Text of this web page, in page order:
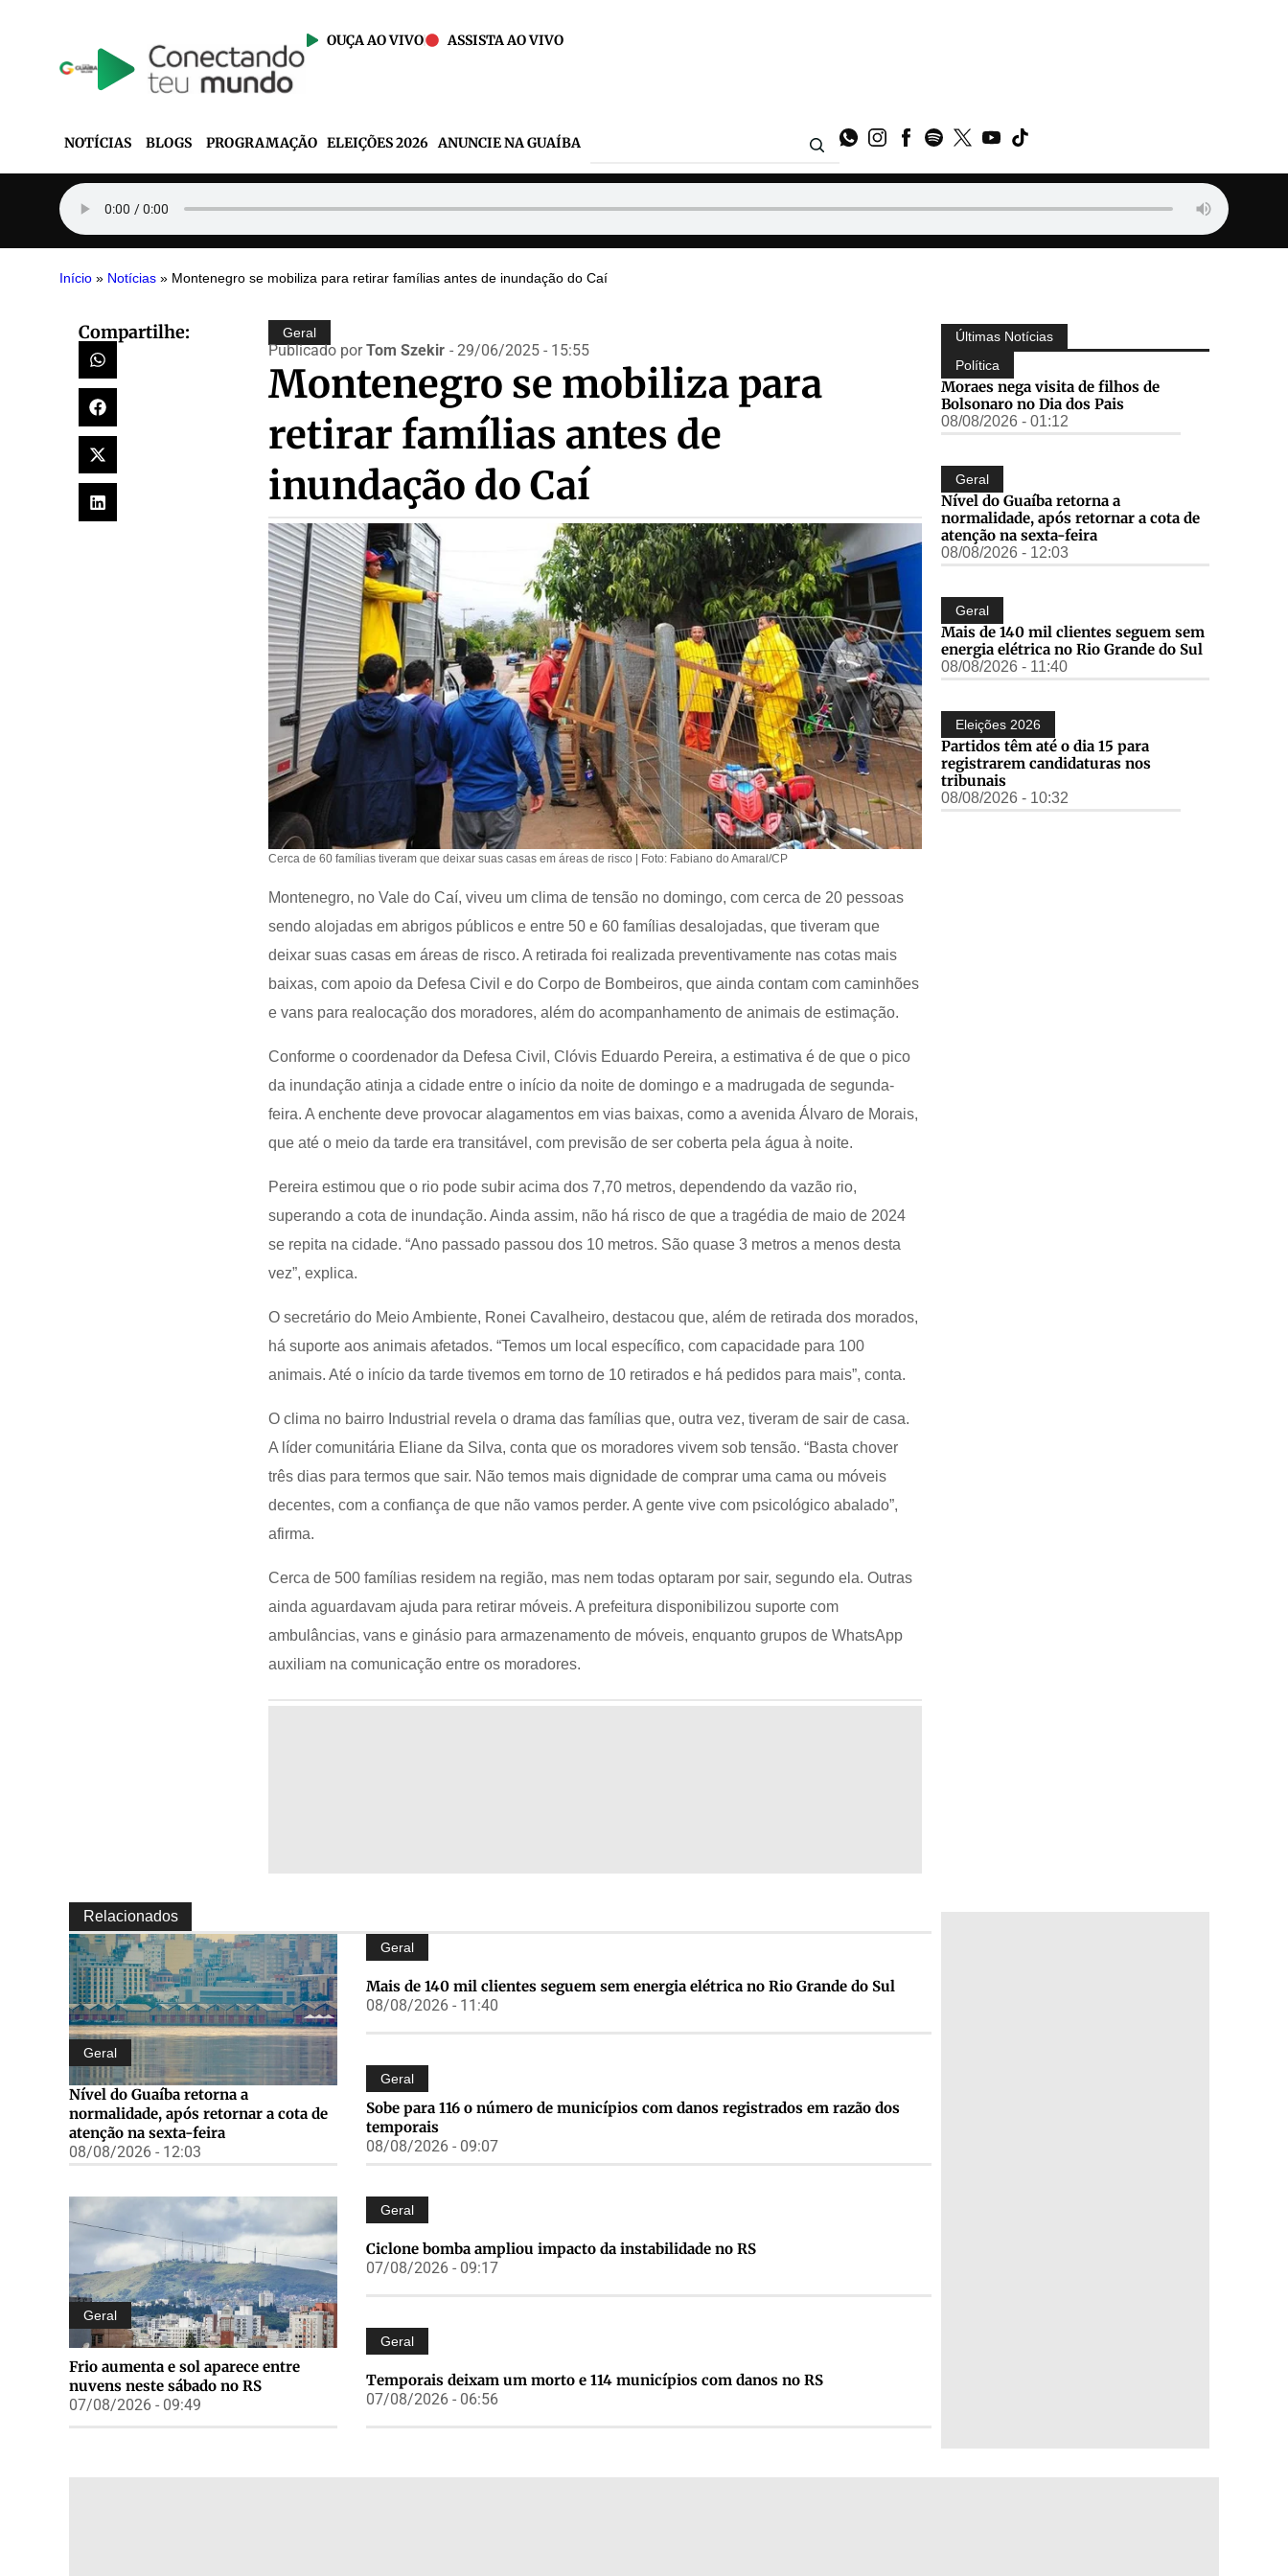
OUÇA AO VIVO ASSISTA AO VIVO
NOTÍCIAS BLOGS PROGRAMAÇÃO ELEIÇÕES 2026 ANUNCIE NA GUAÍBA
Início » Notícias » Montenegro se mobiliza para retirar famílias antes de inundação do Caí
Compartilhe: Geral
Publicado porTom Szekir - 29/06/2025 - 15:55
Montenegro se mobiliza para
retirar famílias antes de
inundação do Caí
Cerca de 60 famílias tiveram que deixar suas casas em áreas de risco | Foto: Fabiano do Amaral/CP
Montenegro, no Vale do Caí, viveu um clima de tensão no domingo, com cerca de 20 pessoas
sendo alojadas em abrigos públicos e entre 50 e 60 famílias desalojadas, que tiveram que
deixar suas casas em áreas de risco. A retirada foi realizada preventivamente nas cotas mais
baixas, com apoio da Defesa Civil e do Corpo de Bombeiros, que ainda contam com caminhões
e vans para realocação dos moradores, além do acompanhamento de animais de estimação.
Conforme o coordenador da Defesa Civil, Clóvis Eduardo Pereira, a estimativa é de que o pico
da inundação atinja a cidade entre o início da noite de domingo e a madrugada de segunda-
feira. A enchente deve provocar alagamentos em vias baixas, como a avenida Álvaro de Morais,
que até o meio da tarde era transitável, com previsão de ser coberta pela água à noite.
Pereira estimou que o rio pode subir acima dos 7,70 metros, dependendo da vazão rio,
superando a cota de inundação. Ainda assim, não há risco de que a tragédia de maio de 2024
se repita na cidade. “Ano passado passou dos 10 metros. São quase 3 metros a menos desta
vez”, explica.
O secretário do Meio Ambiente, Ronei Cavalheiro, destacou que, além de retirada dos morados,
há suporte aos animais afetados. “Temos um local específico, com capacidade para 100
animais. Até o início da tarde tivemos em torno de 10 retirados e há pedidos para mais”, conta.
O clima no bairro Industrial revela o drama das famílias que, outra vez, tiveram de sair de casa.
A líder comunitária Eliane da Silva, conta que os moradores vivem sob tensão. “Basta chover
três dias para termos que sair. Não temos mais dignidade de comprar uma cama ou móveis
decentes, com a confiança de que não vamos perder. A gente vive com psicológico abalado”,
afirma.
Cerca de 500 famílias residem na região, mas nem todas optaram por sair, segundo ela. Outras
ainda aguardavam ajuda para retirar móveis. A prefeitura disponibilizou suporte com
ambulâncias, vans e ginásio para armazenamento de móveis, enquanto grupos de WhatsApp
auxiliam na comunicação entre os moradores.
Últimas Notícias
Política
Moraes nega visita de filhos de
Bolsonaro no Dia dos Pais
08/08/2026 - 01:12
Geral
Nível do Guaíba retorna a
normalidade, após retornar a cota de
atenção na sexta-feira
08/08/2026 - 12:03
Geral
Mais de 140 mil clientes seguem sem
energia elétrica no Rio Grande do Sul
08/08/2026 - 11:40
Eleições 2026
Partidos têm até o dia 15 para
registrarem candidaturas nos
tribunais
08/08/2026 - 10:32
Relacionados
Geral
Nível do Guaíba retorna a
normalidade, após retornar a cota de
atenção na sexta-feira
08/08/2026 - 12:03
Geral
Mais de 140 mil clientes seguem sem energia elétrica no Rio Grande do Sul
08/08/2026 - 11:40
Geral
Sobe para 116 o número de municípios com danos registrados em razão dos
temporais
08/08/2026 - 09:07
Geral
Frio aumenta e sol aparece entre
nuvens neste sábado no RS
07/08/2026 - 09:49
Geral
Ciclone bomba ampliou impacto da instabilidade no RS
07/08/2026 - 09:17
Geral
Temporais deixam um morto e 114 municípios com danos no RS
07/08/2026 - 06:56